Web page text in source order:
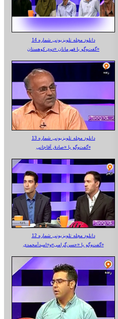
دانلود مجله تلویزیونی شماره 14
گفت‌وگو با قهرمانان «دوی کوهستان»
دانلود مجله تلویزیونی شماره 13
گفت‌وگو با «صادق آقاجانی»
دانلود مجله تلویزیونی شماره 12
گفت‌وگو با «حسن‌گرامی»و«امیدآمحمدی»